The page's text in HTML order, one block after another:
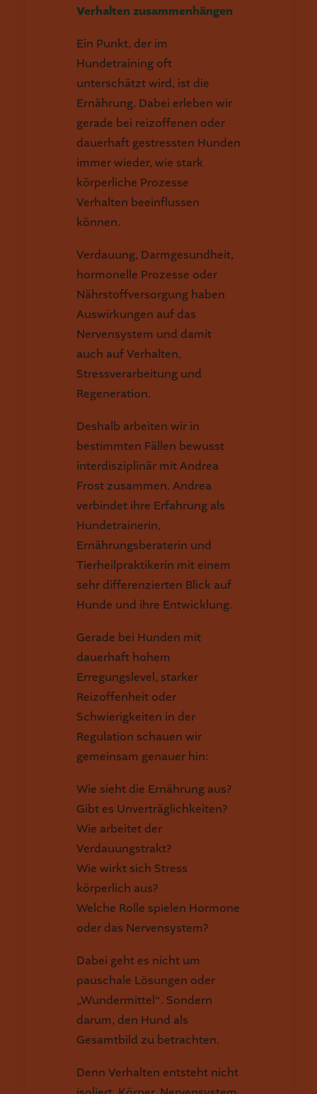
Verhalten zusammenhängen
Ein Punkt, der im
Hundetraining oft
unterschätzt wird, ist die
Ernährung. Dabei erleben wir
gerade bei reizoffenen oder
dauerhaft gestressten Hunden
immer wieder, wie stark
körperliche Prozesse
Verhalten beeinflussen
können.
Verdauung, Darmgesundheit,
hormonelle Prozesse oder
Nährstoffversorgung haben
Auswirkungen auf das
Nervensystem und damit
auch auf Verhalten,
Stressverarbeitung und
Regeneration.
Deshalb arbeiten wir in
bestimmten Fällen bewusst
interdisziplinär mit Andrea
Frost zusammen. Andrea
verbindet ihre Erfahrung als
Hundetrainerin,
Ernährungsberaterin und
Tierheilpraktikerin mit einem
sehr differenzierten Blick auf
Hunde und ihre Entwicklung.
Gerade bei Hunden mit
dauerhaft hohem
Erregungslevel, starker
Reizoffenheit oder
Schwierigkeiten in der
Regulation schauen wir
gemeinsam genauer hin:
Wie sieht die Ernährung aus?
Gibt es Unverträglichkeiten?
Wie arbeitet der
Verdauungstrakt?
Wie wirkt sich Stress
körperlich aus?
Welche Rolle spielen Hormone
oder das Nervensystem?
Dabei geht es nicht um
pauschale Lösungen oder
„Wundermittel“. Sondern
darum, den Hund als
Gesamtbild zu betrachten.
Denn Verhalten entsteht nicht